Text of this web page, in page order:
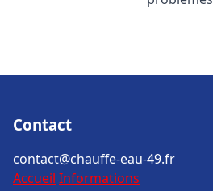
Contact
contact@chauffe-eau-49.fr
Accueil Informations